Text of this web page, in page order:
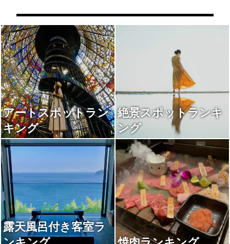
アートスポットラン
キング
絶景スポットランキ
ング
露天風呂付き客室ラ